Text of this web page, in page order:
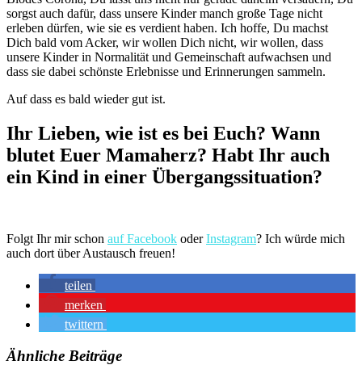
sorgst auch dafür, dass unsere Kinder manch große Tage nicht
erleben dürfen, wie sie es verdient haben. Ich hoffe, Du machst
Dich bald vom Acker, wir wollen Dich nicht, wir wollen, dass
unsere Kinder in Normalität und Gemeinschaft aufwachsen und
dass sie dabei schönste Erlebnisse und Erinnerungen sammeln.
Auf dass es bald wieder gut ist.
Ihr Lieben, wie ist es bei Euch? Wann
blutet Euer Mamaherz? Habt Ihr auch
ein Kind in einer Übergangssituation?
Folgt Ihr mir schon auf Facebook oderInstagram? Ich würde mich
auch dort über Austausch freuen!
teilen
merken
twittern
Ähnliche Beiträge